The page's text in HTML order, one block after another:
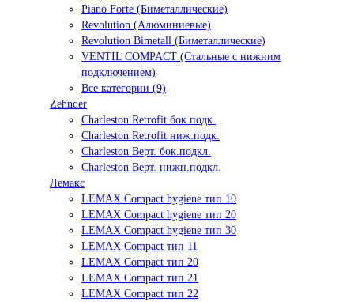
Piano Forte (Биметаллические)
Revolution (Алюминиевые)
Revolution Bimetall (Биметаллические)
VENTIL COMPACT (Стальные с нижним
подключением)
Все категории (9)
Zehnder
Charleston Retrofit бок.подк.
Charleston Retrofit ниж.подк.
Charleston Верт. бок.подкл.
Charleston Верт. нижн.подкл.
Лемакс
LEMAX Compact hygiene тип 10
LEMAX Compact hygiene тип 20
LEMAX Compact hygiene тип 30
LEMAX Compact тип 11
LEMAX Compact тип 20
LEMAX Compact тип 21
LEMAX Compact тип 22